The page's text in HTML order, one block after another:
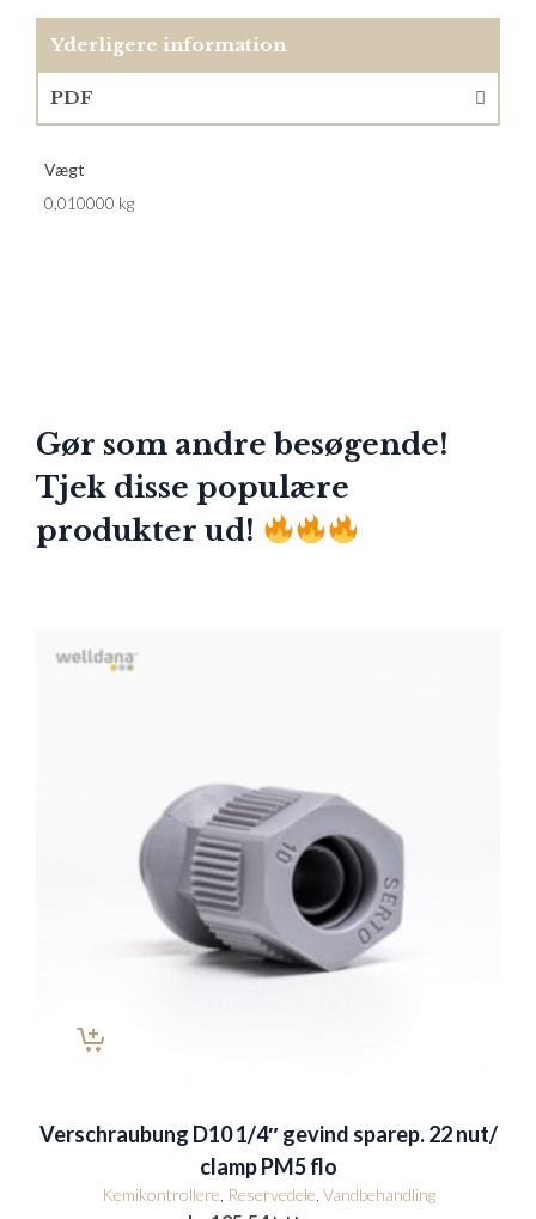
Yderligere information
PDF
Vægt
0,010000 kg
Gør som andre besøgende!
Tjek disse populære
produkter ud!
Verschraubung D10 1/4″ gevind sparep. 22 nut/
clamp PM5 flo
Kemikontrollere Reservedele Vandbehandling